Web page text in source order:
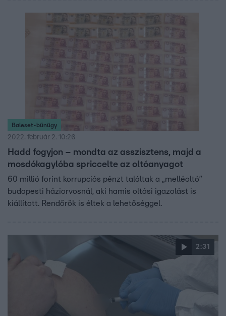
Baleset-bűnügy
2022. február 2. 10:26
Hadd fogyjon – mondta az asszisztens, majd a
mosdókagylóba spriccelte az oltóanyagot
60 millió forint korrupciós pénzt találtak a „melléoltó”
budapesti háziorvosnál, aki hamis oltási igazolást is
kiállított. Rendőrök is éltek a lehetőséggel.
2:31